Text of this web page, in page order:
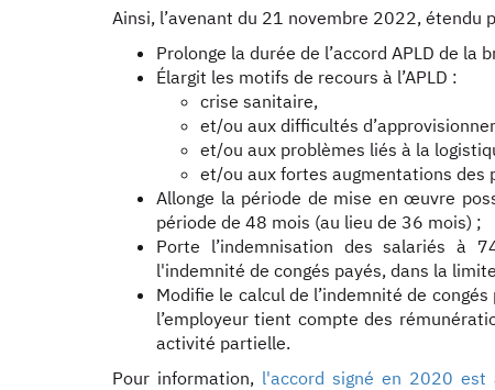
Ainsi, l’avenant du 21 novembre 2022,
Prolonge la durée de l’accord APLD de
Élargit les motifs de recours à l’APLD :
crise sanitaire,
et/ou aux difficultés
et/ou aux problèmes liés à la
et/ou aux fortes augmentations des
Allonge la période de mise en œuvre
période de 48 mois (au lieu de 36 mois) ;
Porte l’indemnisation des salariés à
l'indemnité de congés payés, dans la
Modifie le calcul de l’indemnité de
l’employeur tient compte des
activité partielle.
Pour information, l'accord signé en 2020 est